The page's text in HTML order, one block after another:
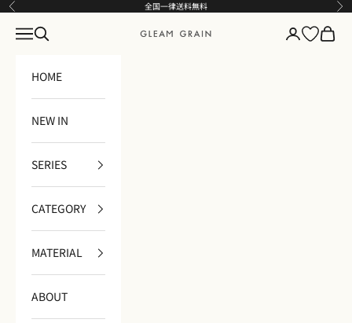
コンテンツへスキップ
前へ 全国一律送料無料 次
GLEAM GRAIN
メニュー
検索 ログインカート
HOME
NEW IN
SERIES
CATEGORY
MATERIAL
ABOUT